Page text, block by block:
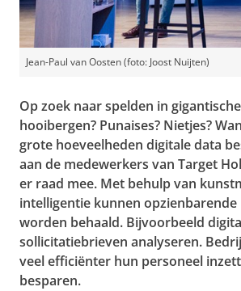
Jean-Paul van Oosten (foto: Joost Nuijten)
Op zoek naar spelden in
hooibergen? Punaises? Nietjes?
grote hoeveelheden digitale data
aan de medewerkers van Target
er raad mee. Met behulp van
intelligentie kunnen
worden behaald. Bijvoorbeeld
sollicitatiebrieven analyseren.
veel efficiënter hun personeel
besparen.